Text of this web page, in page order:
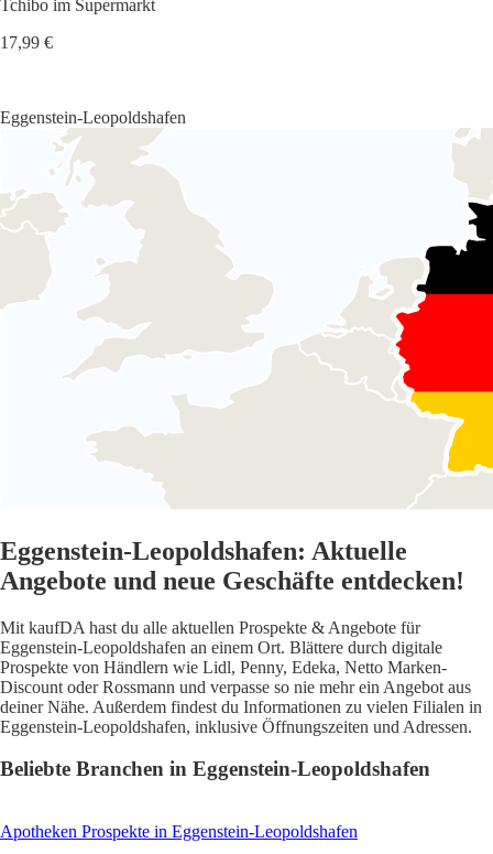
Tchibo im Supermarkt
17,99 €
Eggenstein-Leopoldshafen
Eggenstein-Leopoldshafen: Aktuelle
Angebote und neue Geschäfte entdecken!
Mit kaufDA hast du alle aktuellen Prospekte & Angebote für
Eggenstein-Leopoldshafen an einem Ort. Blättere durch digitale
Prospekte von Händlern wie Lidl, Penny, Edeka, Netto Marken-
Discount oder Rossmann und verpasse so nie mehr ein Angebot aus
deiner Nähe. Außerdem findest du Informationen zu vielen Filialen in
Eggenstein-Leopoldshafen, inklusive Öffnungszeiten und Adressen.
Beliebte Branchen in Eggenstein-Leopoldshafen
Apotheken Prospekte in Eggenstein-Leopoldshafen